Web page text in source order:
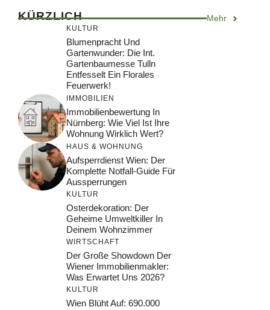
KÜRZLICH Mehr
KULTUR
Blumenpracht Und
Gartenwunder: Die Int.
Gartenbaumesse Tulln
Entfesselt Ein Florales
Feuerwerk!
IMMOBILIEN
Immobilienbewertung In
Nürnberg: Wie Viel Ist Ihre
Wohnung Wirklich Wert?
HAUS & WOHNUNG
Aufsperrdienst Wien: Der
Komplette Notfall-Guide Für
Aussperrungen
KULTUR
Osterdekoration: Der
Geheime Umweltkiller In
Deinem Wohnzimmer
WIRTSCHAFT
Der Große Showdown Der
Wiener Immobilienmakler:
Was Erwartet Uns 2026?
KULTUR
Wien Blüht Auf: 690.000